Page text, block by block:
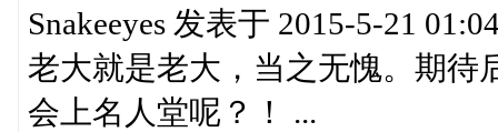
Snakeeyes 发表于 2015-5-21
老大就是老大，当之无愧。期待
会上名人堂呢？！ ...